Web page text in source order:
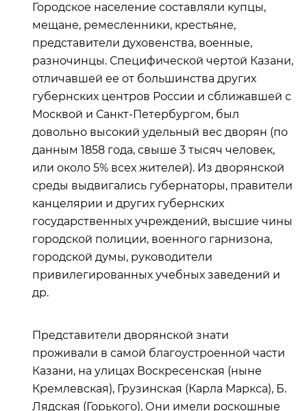
Городское население составляли купцы,
мещане, ремесленники, крестьяне,
представители духовенства, военные,
разночинцы. Специфической чертой Казани,
отличавшей ее от большинства других
губернских центров России и сближавшей с
Москвой и Санкт-Петербургом, был
довольно высокий удельный вес дворян (по
данным 1858 года, свыше 3 тысяч человек,
или около 5% всех жителей). Из дворянской
среды выдвигались губернаторы, правители
канцелярии и других губернских
государственных учреждений, высшие чины
городской полиции, военного гарнизона,
городской думы, руководители
привилегированных учебных заведений и
др.
Представители дворянской знати
проживали в самой благоустроенной части
Казани, на улицах Воскресенская (ныне
Кремлевская), Грузинская (Карла Маркса), Б.
Лядская (Горького). Они имели роскошные